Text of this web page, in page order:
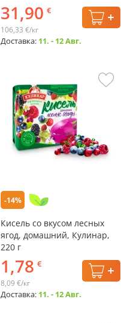
31,90 €
106,33 €/кг
Доставка: 11. - 12 Авг.
-14%
Кисель со вкусом лесных
ягод, домашний, Кулинар,
220 г
1,78 €
8,09 €/кг
Доставка: 11. - 12 Авг.